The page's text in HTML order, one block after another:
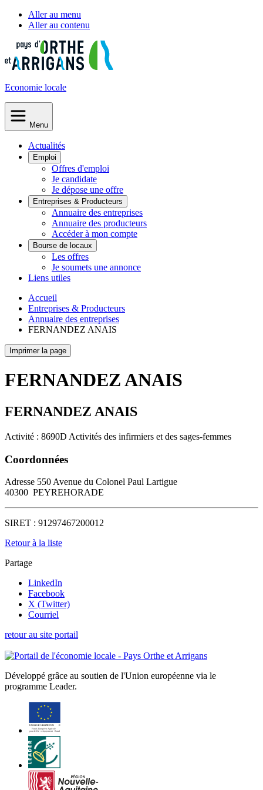
Aller au menu
Aller au contenu
Economie locale
Menu
Actualités
Emploi
Offres d'emploi
Je candidate
Je dépose une offre
Entreprises & Producteurs
Annuaire des entreprises
Annuaire des producteurs
Accéder à mon compte
Bourse de locaux
Les offres
Je soumets une annonce
Liens utiles
Accueil
Entreprises & Producteurs
Annuaire des entreprises
FERNANDEZ ANAIS
Imprimer la page
FERNANDEZ ANAIS
FERNANDEZ ANAIS
Activité : 8690D Activités des infirmiers et des sages-femmes
Coordonnées
Adresse 550 Avenue du Colonel Paul Lartigue
40300 PEYREHORADE
SIRET : 91297467200012
Retour à la liste
Partage
LinkedIn
Facebook
X (Twitter)
Courriel
retour au site portail
Développé grâce au soutien de l'Union européenne via le
programme Leader.